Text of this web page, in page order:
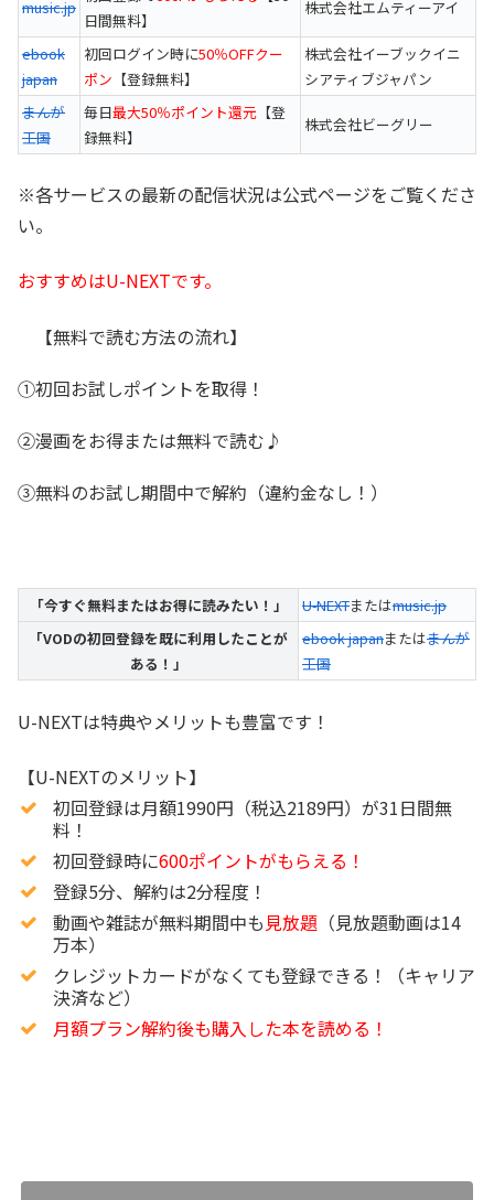
music.jp
日間無料】
株式会社エムティーアイ
ebook
japan
初回ログイン時に50％OFFクー
ポン 【登録無料】
株式会社イーブックイニ
シアティブジャパン
まんが
王国
毎日最大50％ポイント還元 【登
録無料】
株式会社ビーグリー
※各サービスの最新の配信状況は公式ページをご覧くださ
い。
おすすめはU-NEXTです。
【無料で読む方法の流れ】
①初回お試しポイントを取得！
②漫画をお得または無料で読む♪
③無料のお試し期間中で解約（違約金なし！）
「今すぐ無料またはお得に読みたい！」 U-NEXTまたはmusic.jp
「VODの初回登録を既に利用したことが
ある！」
ebook japanまたはまんが
王国
U-NEXTは特典やメリットも豊富です！
【U-NEXTのメリット】
初回登録は月額1990円（税込2189円）が31日間無
料！
初回登録時に600ポイントがもらえる！
登録5分、解約は2分程度！
動画や雑誌が無料期間中も見放題 （見放題動画は14
万本）
クレジットカードがなくても登録できる！（キャリア
決済など）
月額プラン解約後も購入した本を読める！